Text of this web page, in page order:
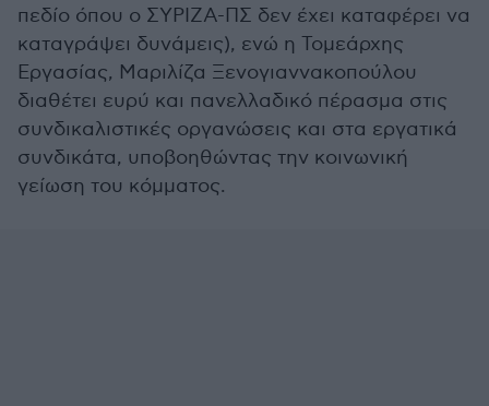
πεδίο όπου ο ΣΥΡΙΖΑ-ΠΣ δεν έχει καταφέρει να
καταγράψει δυνάμεις), ενώ η Τομεάρχης
Εργασίας, Μαριλίζα Ξενογιαννακοπούλου
διαθέτει ευρύ και πανελλαδικό πέρασμα στις
συνδικαλιστικές οργανώσεις και στα εργατικά
συνδικάτα, υποβοηθώντας την κοινωνική
γείωση του κόμματος.